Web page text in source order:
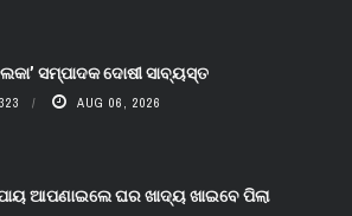
ସମ୍ପାଦକ ଦୋଷୀ ସାବ୍ୟସ୍ତ
AUG 06, 2026
ଆପଣାଇଲେ ଘର ଖାଦ୍ୟ ଖାଇବେ ପିଲା